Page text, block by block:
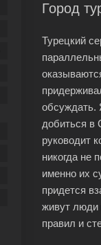
Город
Турецкий
обсуждать.
добиться в
руководит
никогда не
именно их
придется
живут люди
правил и